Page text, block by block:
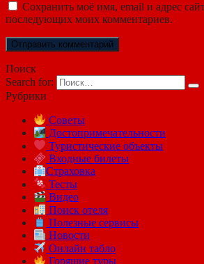
Сохранить моё имя, email и адрес
последующих моих комментариев.
Поиск
Search for:
Рубрики
Советы
Достопримечательности
Туристические объекты
Входные билеты
Страховка
Тесты
Видео
Поиск отеля
Полезные сервисы
Новости
Онлайн табло
Горящие туры